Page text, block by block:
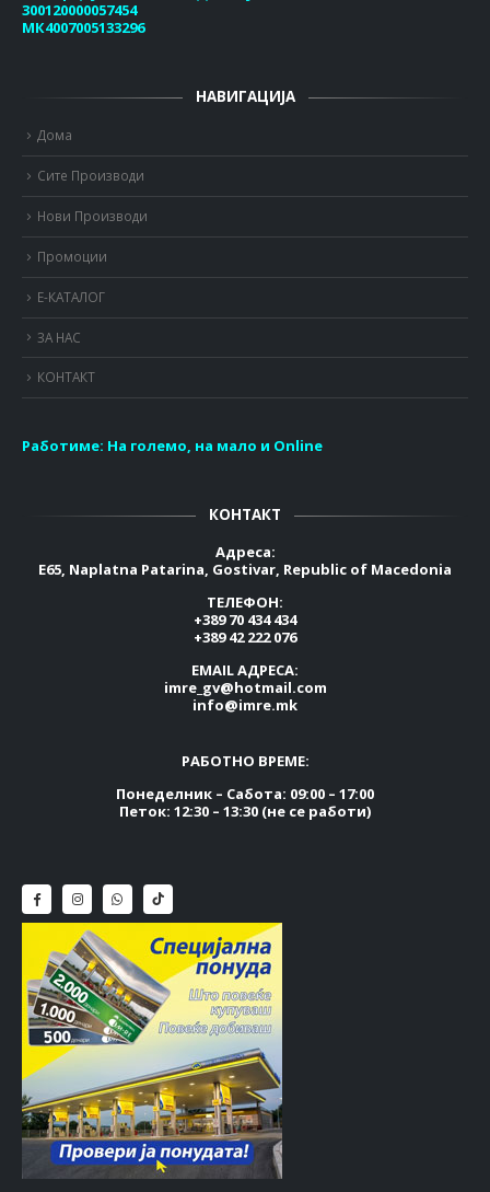
300120000057454
МК4007005133296
НАВИГАЦИЈА
Дома
Сите Производи
Нови Производи
Промоции
Е-КАТАЛОГ
ЗА НАС
КОНТАКТ
Работиме: На големо, на мало и Online
КОНТАКТ
Адреса:
E65, Naplatna Patarina, Gostivar, Republic of Macedonia
ТЕЛЕФОН:
+389 70 434 434
+389 42 222 076
EMAIL АДРЕСА:
imre_gv@hotmail.com
info@imre.mk
РАБОТНО ВРЕМЕ:
Понеделник – Сабота: 09:00 – 17:00
Петок: 12:30 – 13:30 (не се работи)